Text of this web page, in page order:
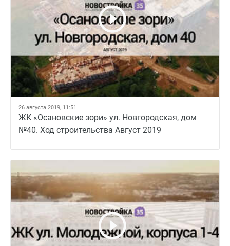
26 августа 2019, 11:51
ЖК «Осановские зори» ул. Новгородская, дом
№40. Ход строительства Август 2019